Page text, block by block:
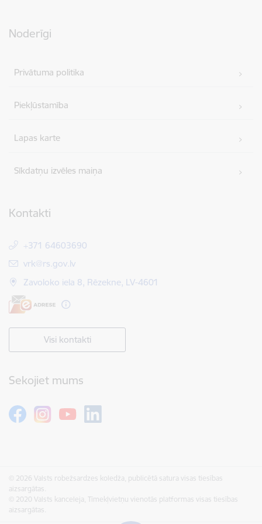
Noderīgi
Privātuma politika
Piekļūstamība
Lapas karte
Sīkdatņu izvēles maiņa
Kontakti
+371 64603690
E-pasts:
vrk@rs.gov.lv
Zavoloko iela 8, Rēzekne, LV-4601
Visi kontakti
Sekojiet mums
© 2026 Valsts robežsardzes koledža, publicētā satura visas tiesības
aizsargātas.
© 2020 Valsts kanceleja, Tīmekļvietņu vienotās platformas visas tiesības
aizsargātas.